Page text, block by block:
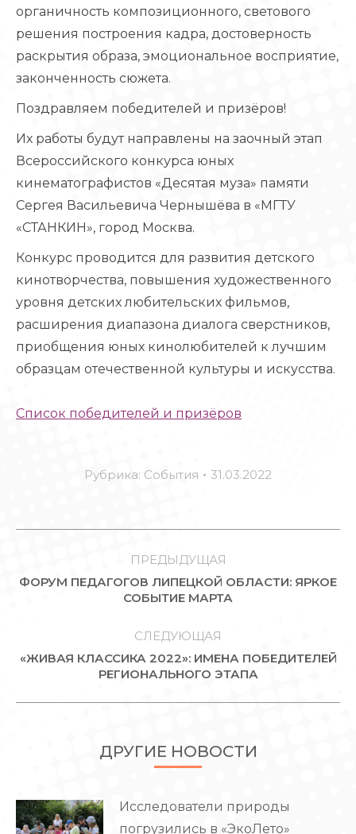
органичность композиционного, светового
решения построения кадра, достоверность
раскрытия образа, эмоциональное восприятие,
законченность сюжета.
Поздравляем победителей и призёров!
Их работы будут направлены на заочный этап
Всероссийского конкурса юных
кинематографистов «Десятая муза» памяти
Сергея Васильевича Чернышёва в «МГТУ
«СТАНКИН», город Москва.
Конкурс проводится для развития детского
кинотворчества, повышения художественного
уровня детских любительских фильмов,
расширения диапазона диалога сверстников,
приобщения юных кинолюбителей к лучшим
образцам отечественной культуры и искусства.
Список победителей и призёров
Рубрика: События 31.03.2022
ЗАПИСЯМ
ПРЕДЫДУЩАЯ
Предыдущая
ФОРУМ ПЕДАГОГОВ ЛИПЕЦКОЙ ОБЛАСТИ: ЯРКОЕ
СОБЫТИЕ МАРТА
СЛЕДУЮЩАЯ
Следующая
«ЖИВАЯ КЛАССИКА 2022»: ИМЕНА ПОБЕДИТЕЛЕЙ
РЕГИОНАЛЬНОГО ЭТАПА
ДРУГИЕ НОВОСТИ
Исследователи природы
погрузились в «ЭкоЛето»